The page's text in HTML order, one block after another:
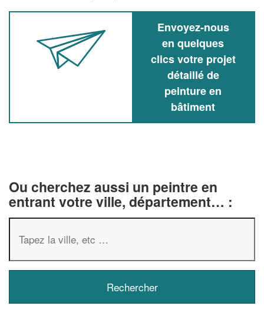
Envoyez-nous
en quelques
clics votre projet
détaillé de
peinture en
bâtiment
Ou cherchez aussi un peintre en
entrant votre ville, département… :